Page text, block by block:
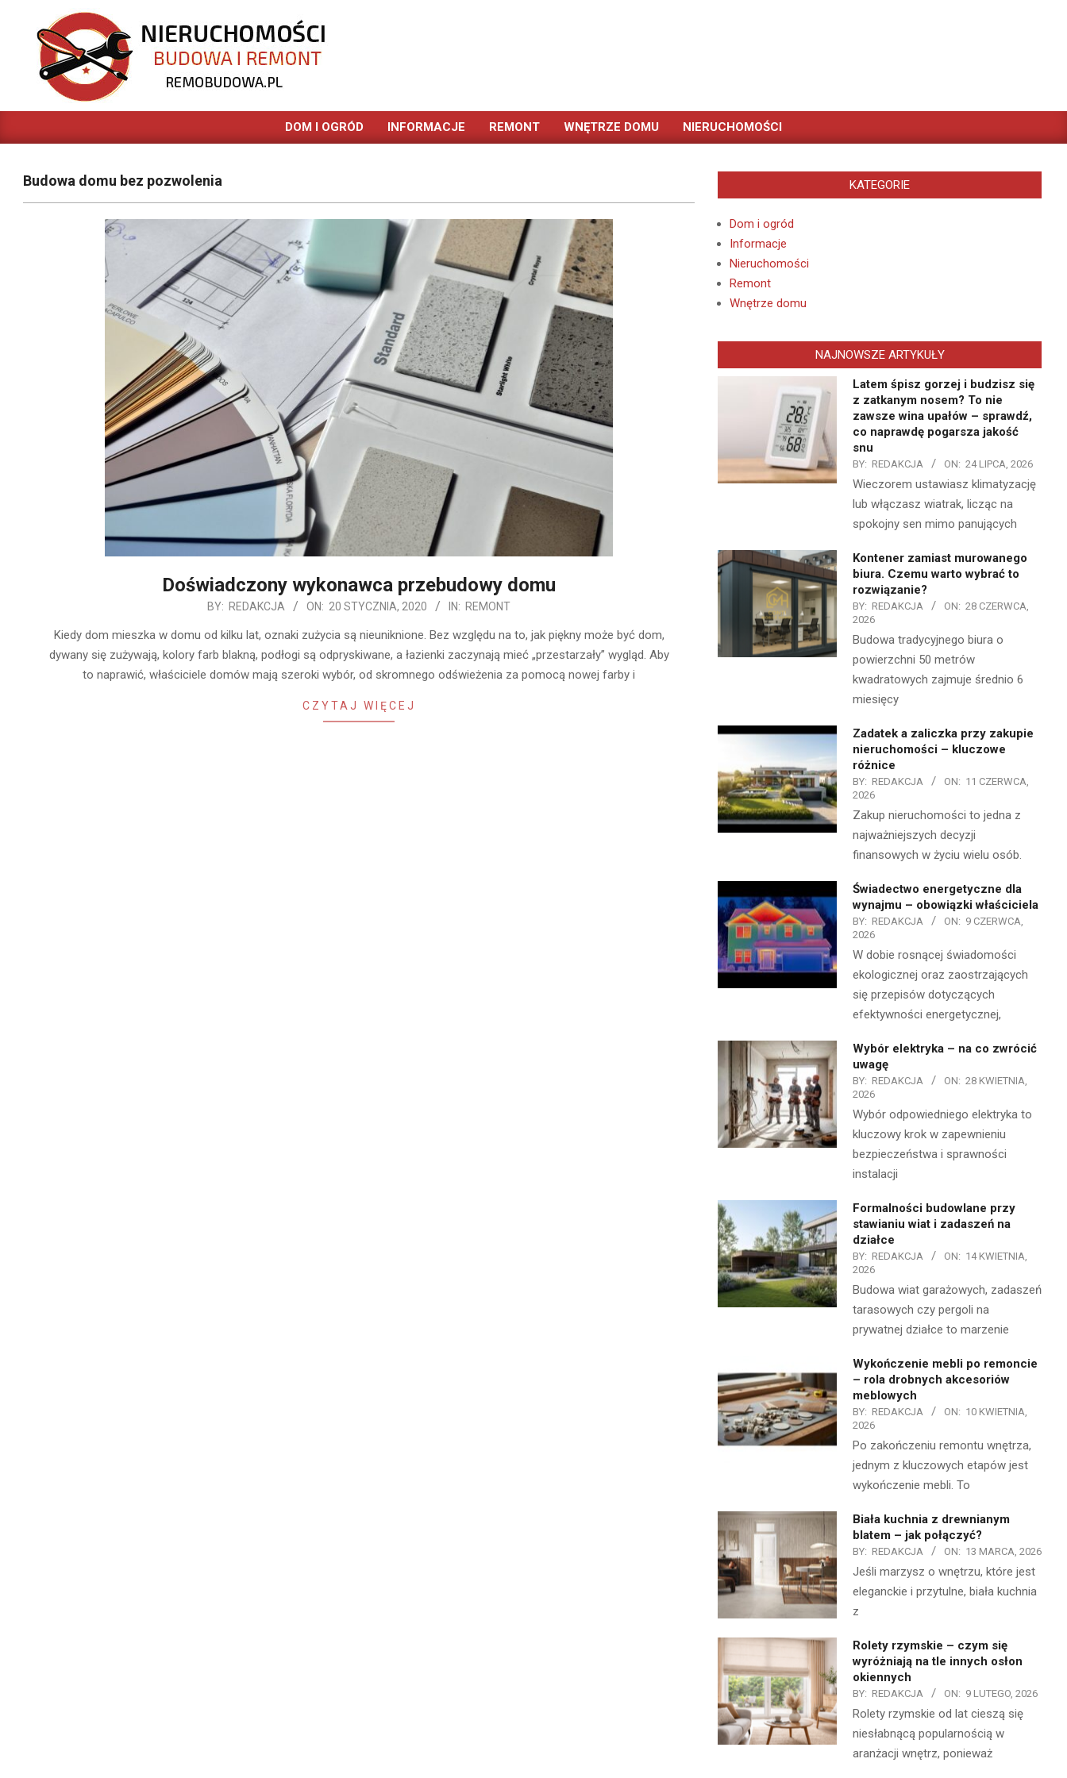
content
REMOBUDOWA.PL
Primary
DOM I OGRÓD INFORMACJE REMONT WNĘTRZE DOMU NIERUCHOMOŚCI
Budowa domu bez pozwolenia
Doświadczony wykonawca przebudowy domu
BY: REDAKCJA ON: 20 STYCZNIA, 2020 IN: REMONT
Kiedy dom mieszka w domu od kilku lat, oznaki zużycia są nieuniknione. Bez względu na to, jak piękny może być dom,
dywany się zużywają, kolory farb blakną, podłogi są odpryskiwane, a łazienki zaczynają mieć „przestarzały” wygląd. Aby
to naprawić, właściciele domów mają szeroki wybór, od skromnego odświeżenia za pomocą nowej farby i
CZYTAJ WIĘCEJ
KATEGORIE
Dom i ogród
Informacje
Nieruchomości
Remont
Wnętrze domu
NAJNOWSZE ARTYKUŁY
Latem śpisz gorzej i budzisz się
z zatkanym nosem? To nie
zawsze wina upałów – sprawdź,
co naprawdę pogarsza jakość
snu
BY: REDAKCJA ON: 24 LIPCA, 2026
Wieczorem ustawiasz klimatyzację
lub włączasz wiatrak, licząc na
spokojny sen mimo panujących
Kontener zamiast murowanego
biura. Czemu warto wybrać to
rozwiązanie?
BY: REDAKCJA ON: 28 CZERWCA,
2026
Budowa tradycyjnego biura o
powierzchni 50 metrów
kwadratowych zajmuje średnio 6
miesięcy
Zadatek a zaliczka przy zakupie
nieruchomości – kluczowe
różnice
BY: REDAKCJA ON: 11 CZERWCA,
2026
Zakup nieruchomości to jedna z
najważniejszych decyzji
finansowych w życiu wielu osób.
Świadectwo energetyczne dla
wynajmu – obowiązki właściciela
BY: REDAKCJA ON: 9 CZERWCA,
2026
W dobie rosnącej świadomości
ekologicznej oraz zaostrzających
się przepisów dotyczących
efektywności energetycznej,
Wybór elektryka – na co zwrócić
uwagę
BY: REDAKCJA ON: 28 KWIETNIA,
2026
Wybór odpowiedniego elektryka to
kluczowy krok w zapewnieniu
bezpieczeństwa i sprawności
instalacji
Formalności budowlane przy
stawianiu wiat i zadaszeń na
działce
BY: REDAKCJA ON: 14 KWIETNIA,
2026
Budowa wiat garażowych, zadaszeń
tarasowych czy pergoli na
prywatnej działce to marzenie
Wykończenie mebli po remoncie
– rola drobnych akcesoriów
meblowych
BY: REDAKCJA ON: 10 KWIETNIA,
2026
Po zakończeniu remontu wnętrza,
jednym z kluczowych etapów jest
wykończenie mebli. To
Biała kuchnia z drewnianym
blatem – jak połączyć?
BY: REDAKCJA ON: 13 MARCA, 2026
Jeśli marzysz o wnętrzu, które jest
eleganckie i przytulne, biała kuchnia
z
Rolety rzymskie – czym się
wyróżniają na tle innych osłon
okiennych
BY: REDAKCJA ON: 9 LUTEGO, 2026
Rolety rzymskie od lat cieszą się
niesłabnącą popularnością w
aranżacji wnętrz, ponieważ